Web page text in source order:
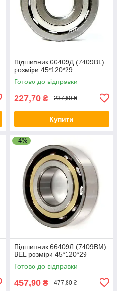
Підшипник 66409Д (7409BL)
розміри 45*120*29
Готово до відправки
227,70 ₴ 237,60 ₴
Купити
–4%
Підшипник 66409Л (7409ВМ)
BEL розміри 45*120*29
Готово до відправки
457,90 ₴ 477,80 ₴